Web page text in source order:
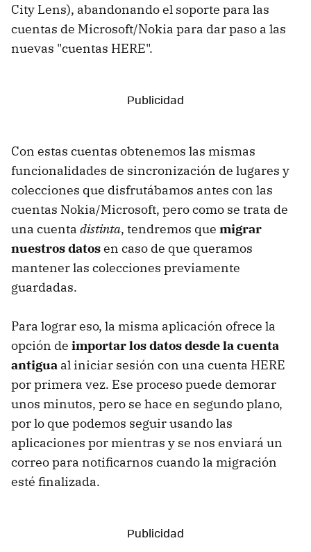
City Lens), abandonando el soporte para las
cuentas de Microsoft/Nokia para dar paso a las
nuevas "cuentas HERE".
Con estas cuentas obtenemos las mismas
funcionalidades de sincronización de lugares y
colecciones que disfrutábamos antes con las
cuentas Nokia/Microsoft, pero como se trata de
una cuenta distinta, tendremos que migrar
nuestros datosen caso de que queramos
mantener las colecciones previamente
guardadas.
Para lograr eso, la misma aplicación ofrece la
opción de importar los datos desde la cuenta
antigua al iniciar sesión con una cuenta HERE
por primera vez. Ese proceso puede demorar
unos minutos, pero se hace en segundo plano,
por lo que podemos seguir usando las
aplicaciones por mientras y se nos enviará un
correo para notificarnos cuando la migración
esté finalizada.